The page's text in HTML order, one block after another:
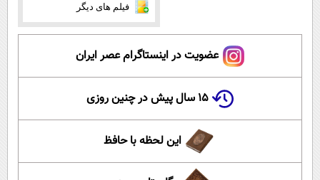
فیلم های دیگر
عضویت در اینستاگرام عصر ایران
۱۵ سال پیش در چنین روزی
این لحظه با حافظ